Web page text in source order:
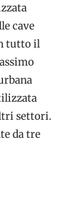
cave
tutto il
settori.
da tre